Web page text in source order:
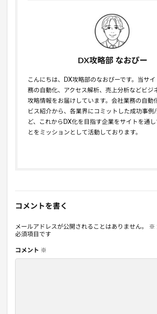
DX攻略部 なおぴー
こんにちは、DX攻略部のなおぴーです。当サ
務の自動化、アクセス解析、売上分析などビジ
攻略情報をお届けしています。会社業務の自動
ビス紹介から、各業界にコミットした成功事例
ど、これからDX化を目指す企業をサイトを通
とをミッションとして活動しております。
コメントを書く
メールアドレスが公開されることはありません。 ※
必須項目です
コメント ※